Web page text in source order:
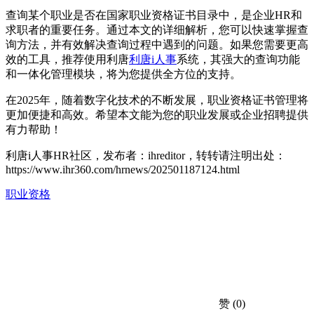
查询某个职业是否在国家职业资格证书目录中，是企业HR和
求职者的重要任务。通过本文的详细解析，您可以快速掌握查
询方法，并有效解决查询过程中遇到的问题。如果您需要更高
效的工具，推荐使用利唐利唐i人事系统，其强大的查询功能
和一体化管理模块，将为您提供全方位的支持。
在2025年，随着数字化技术的不断发展，职业资格证书管理将
更加便捷和高效。希望本文能为您的职业发展或企业招聘提供
有力帮助！
利唐i人事HR社区，发布者：ihreditor，转转请注明出处：
https://www.ihr360.com/hrnews/202501187124.html
职业资格
赞 (0)